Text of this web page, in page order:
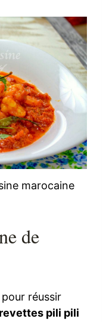
marocaine
de
réussir
pili pili